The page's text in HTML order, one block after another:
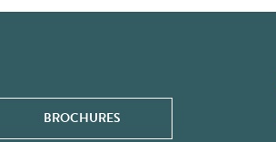
BROCHURES